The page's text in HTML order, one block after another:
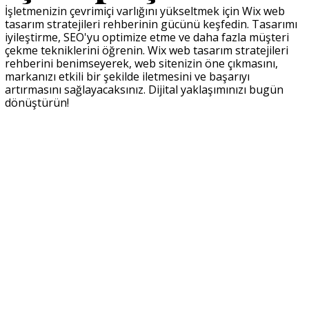
İşletmenizin çevrimiçi varlığını yükseltmek için Wix web
tasarım stratejileri rehberinin gücünü keşfedin. Tasarımı
iyileştirme, SEO'yu optimize etme ve daha fazla müşteri
çekme tekniklerini öğrenin. Wix web tasarım stratejileri
rehberini benimseyerek, web sitenizin öne çıkmasını,
markanızı etkili bir şekilde iletmesini ve başarıyı
artırmasını sağlayacaksınız. Dijital yaklaşımınızı bugün
dönüştürün!